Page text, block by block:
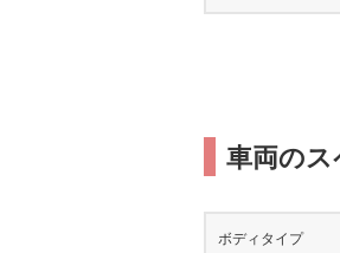
車両のス
ボディタイプ